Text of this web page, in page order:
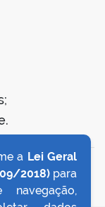
a Lei Geral
2018)para